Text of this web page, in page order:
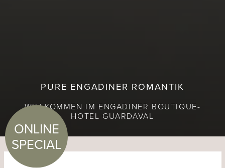
PURE ENGADINER ROMANTIK
WILLKOMMEN IM ENGADINER BOUTIQUE-
HOTEL GUARDAVAL
ONLINE
SPECIAL